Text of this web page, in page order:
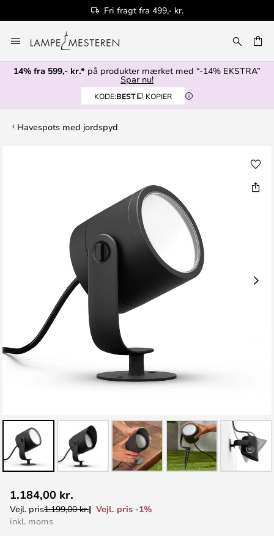
Fri fragt fra 499,- kr.
to
Content
14% fra 599,- kr.* på produkter mærket med “-14% EKSTRA”
Spar nu!
KODE:BEST KOPIER
Havespots med jordspyd
til
starten
1.184,00 kr.
Vejl. pris1.199,00 kr.
Vejl. pris -1%
inkl. moms